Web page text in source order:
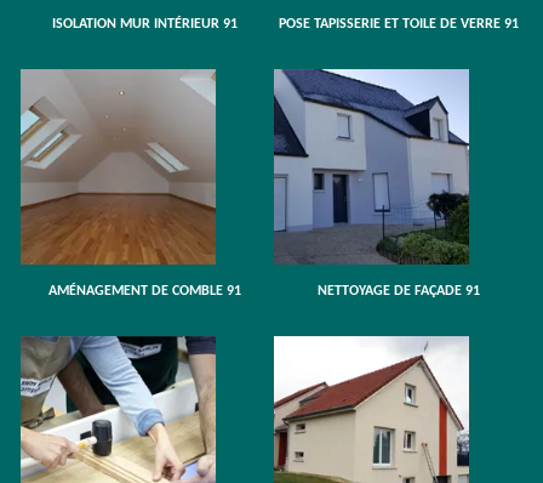
ISOLATION MUR INTÉRIEUR 91 POSE TAPISSERIE ET TOILE DE VERRE 91
AMÉNAGEMENT DE COMBLE 91 NETTOYAGE DE FAÇADE 91